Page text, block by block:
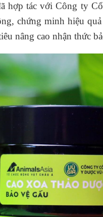
hợp tác với Công ty
chứng minh hiệu
nâng cao nhận thức